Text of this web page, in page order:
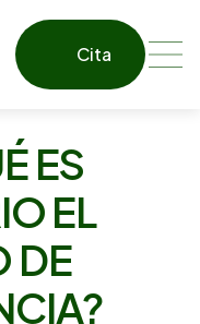
Cita
ES
EL
DE